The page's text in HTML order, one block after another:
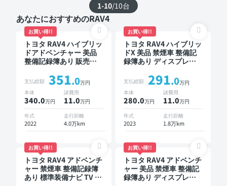
1-10/10台
あなたにおすすめのRAV4
お買い得!!
トヨタ RAV4 ハイブリッ
ドアドベンチャー 美品
整備記録簿あり 販売店
インドスポットモニター
デジタルインナーミラー
オートクルーズ スマー
トキー ETC バックモニ
ター ドライブレコーダ
ー 衝突軽減
支払総額 351.0万円
本体
340.0万円
諸費用
11.0万円
年式
2022
走行距離
4.0万km
お買い得!!
トヨタ RAV4 ハイブリッ
ドX 美品 禁煙車 整備記
録簿あり ディスプレイ
あり TV オートクルーズ
スマートキー ETC バッ
クモニター ドライブレ
コーダー 衝突軽減
支払総額 291.0万円
本体
280.0万円
諸費用
11.0万円
年式
2023
走行距離
1.8万km
お買い得!!
トヨタ RAV4 アドベンチ
ャー 禁煙車 整備記録簿
あり 標準装備ナビ TV ブ
お買い得!!
トヨタ RAV4 アドベンチ
ャー 美品 禁煙車 整備記
録簿あり ディスプレイ